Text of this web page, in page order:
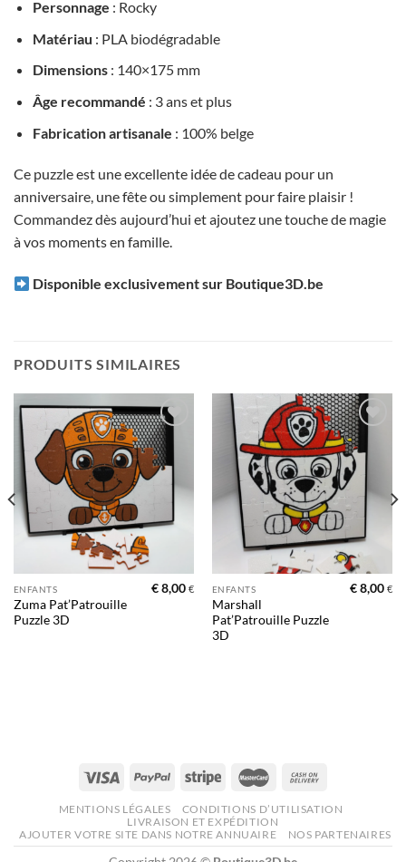
Personnage : Rocky
Matériau : PLA biodégradable
Dimensions: 140×175 mm
Âge recommandé : 3 ans et plus
Fabrication artisanale : 100% belge
Ce puzzle est une excellente idée de cadeau pour un
anniversaire, une fête ou simplement pour faire plaisir !
Commandez dès aujourd’hui et ajoutez une touche de magie
à vos moments en famille.
Disponible exclusivement sur Boutique3D.be
PRODUITS SIMILAIRES
Ajouter
à la liste
d’envies
ENFANTS
Zuma Pat’Patrouille
Puzzle 3D
€8,00 €
Ajouter
à la liste
d’envies
ENFANTS
Marshall
Pat’Patrouille Puzzle
3D
€8,00 €
MENTIONS LÉGALES
CONDITIONS D’UTILISATION
LIVRAISON ET EXPÉDITION
AJOUTER VOTRE SITE DANS NOTRE ANNUAIRE
NOS PARTENAIRES